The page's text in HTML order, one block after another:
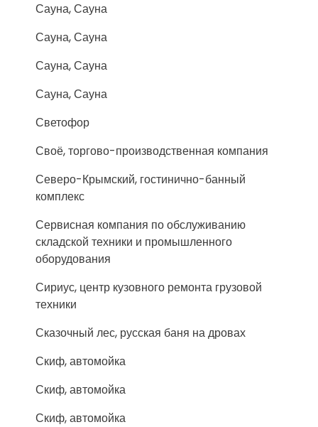
Сауна, Сауна
Сауна, Сауна
Сауна, Сауна
Сауна, Сауна
Светофор
Своё, торгово-производственная компания
Северо-Крымский, гостинично-банный
комплекс
Сервисная компания по обслуживанию
складской техники и промышленного
оборудования
Сириус, центр кузовного ремонта грузовой
техники
Сказочный лес, русская баня на дровах
Скиф, автомойка
Скиф, автомойка
Скиф, автомойка